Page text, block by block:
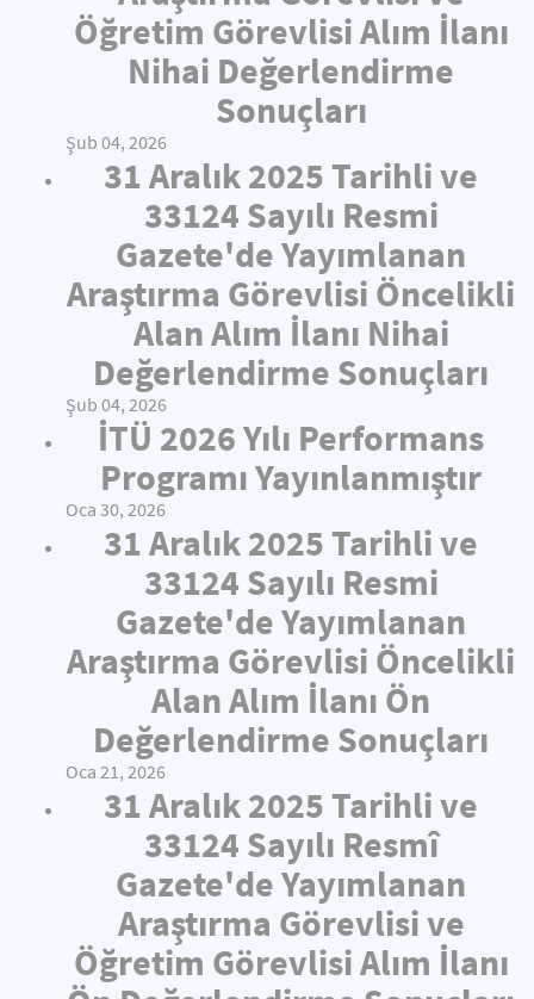
Öğretim Görevlisi Alım İlanı
Nihai Değerlendirme
Sonuçları
Şub 04, 2026
31 Aralık 2025 Tarihli ve
33124 Sayılı Resmi
Gazete'de Yayımlanan
Araştırma Görevlisi Öncelikli
Alan Alım İlanı Nihai
Değerlendirme Sonuçları
Şub 04, 2026
İTÜ 2026 Yılı Performans
Programı Yayınlanmıştır
Oca 30, 2026
31 Aralık 2025 Tarihli ve
33124 Sayılı Resmi
Gazete'de Yayımlanan
Araştırma Görevlisi Öncelikli
Alan Alım İlanı Ön
Değerlendirme Sonuçları
Oca 21, 2026
31 Aralık 2025 Tarihli ve
33124 Sayılı Resmî
Gazete'de Yayımlanan
Araştırma Görevlisi ve
Öğretim Görevlisi Alım İlanı